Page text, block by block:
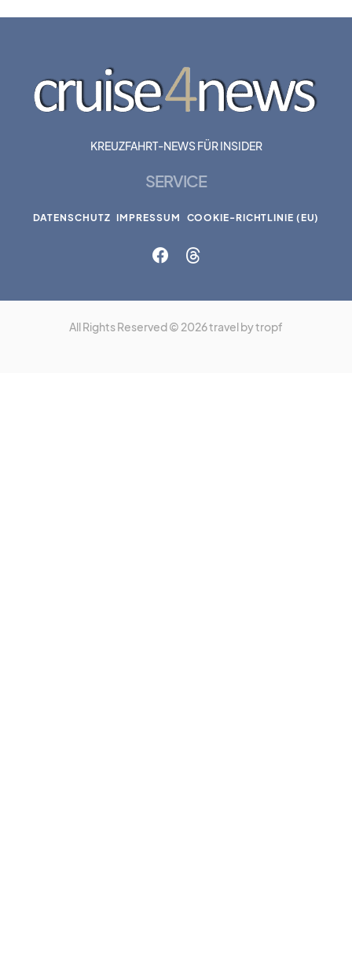
KREUZFAHRT-NEWS FÜR INSIDER
SERVICE
DATENSCHUTZ IMPRESSUM COOKIE-RICHTLINIE (EU)
All Rights Reserved © 2026 travel by tropf